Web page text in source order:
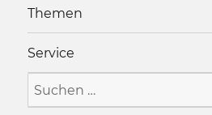
Themen
Service
Suche
nach: